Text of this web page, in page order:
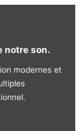
notre son.
modernes et